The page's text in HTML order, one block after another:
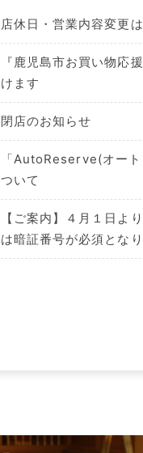
店休日・営業内容変更
『鹿児島市お買い物応
けます
閉店のお知らせ
「AutoReserve(オー
ついて
【ご案内】４月１日よ
は暗証番号が必須とな